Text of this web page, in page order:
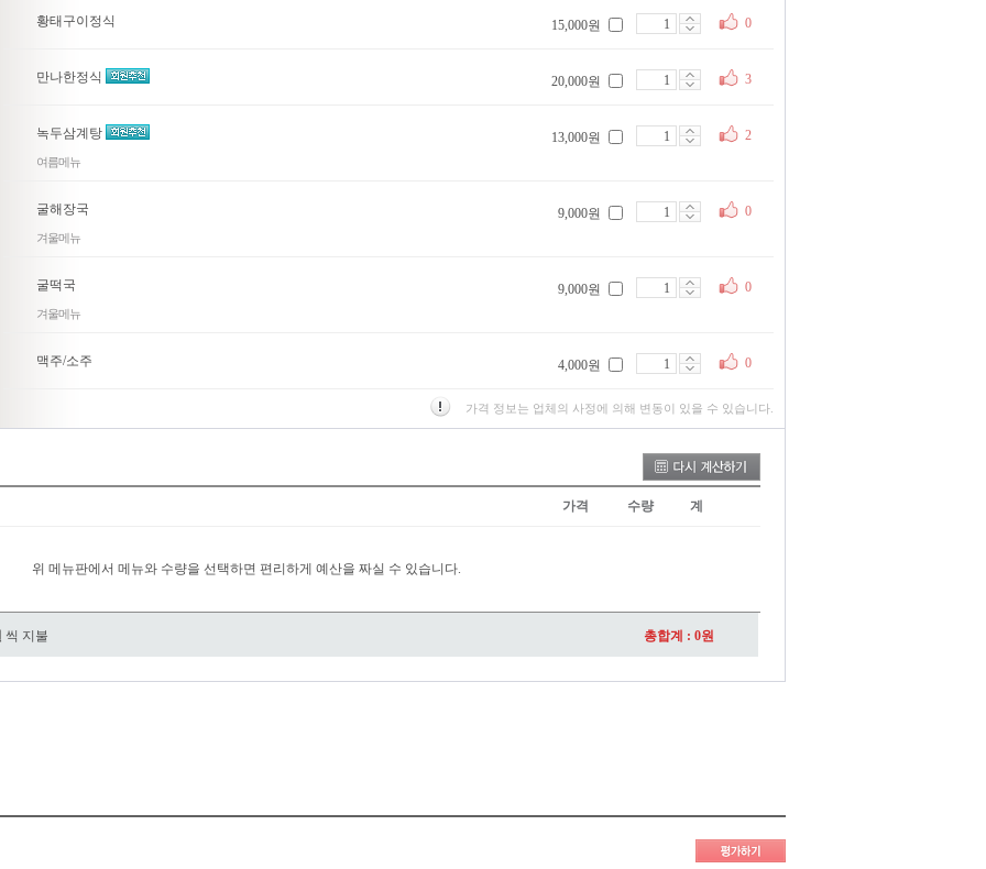
황태구이정식 15,000원 0
만나한정식 20,000원 3
녹두삼계탕
여름메뉴
13,000원 2
굴해장국
겨울메뉴
9,000원 0
굴떡국
겨울메뉴
9,000원 0
맥주/소주 4,000원 0
가격 정보는 업체의 사정에 의해 변동이 있을 수 있습니다.
가격 수량 계
위 메뉴판에서 메뉴와 수량을 선택하면 편리하게 예산을 짜실 수 있습니다.
씩 지불 총합계 : 0원